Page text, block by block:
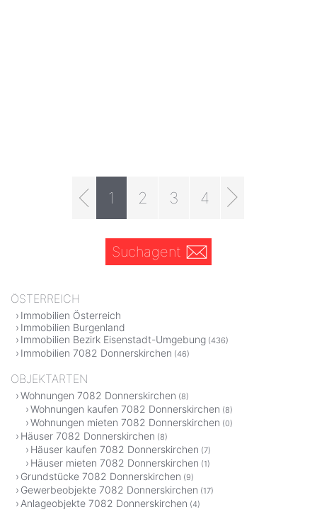
1 2 3 4
Suchagent
ÖSTERREICH
Immobilien Österreich
Immobilien Burgenland
Immobilien Bezirk Eisenstadt-Umgebung (436)
Immobilien 7082 Donnerskirchen (46)
OBJEKTARTEN
Wohnungen 7082 Donnerskirchen (8)
Wohnungen kaufen 7082 Donnerskirchen (8)
Wohnungen mieten 7082 Donnerskirchen (0)
Häuser 7082 Donnerskirchen (8)
Häuser kaufen 7082 Donnerskirchen (7)
Häuser mieten 7082 Donnerskirchen (1)
Grundstücke 7082 Donnerskirchen (9)
Gewerbeobjekte 7082 Donnerskirchen (17)
Anlageobjekte 7082 Donnerskirchen (4)